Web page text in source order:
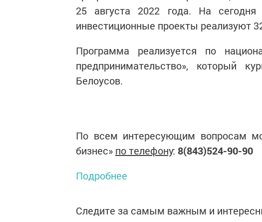
25 августа 2022 года. На
инвестиционные проекты реализуют
Программа реализуется по
предпринимательство», который
Белоусов.
По всем интересующим вопросам
бизнес» по телефону: 8(843)524-90-90
Подробнее
Следите за самым важным и